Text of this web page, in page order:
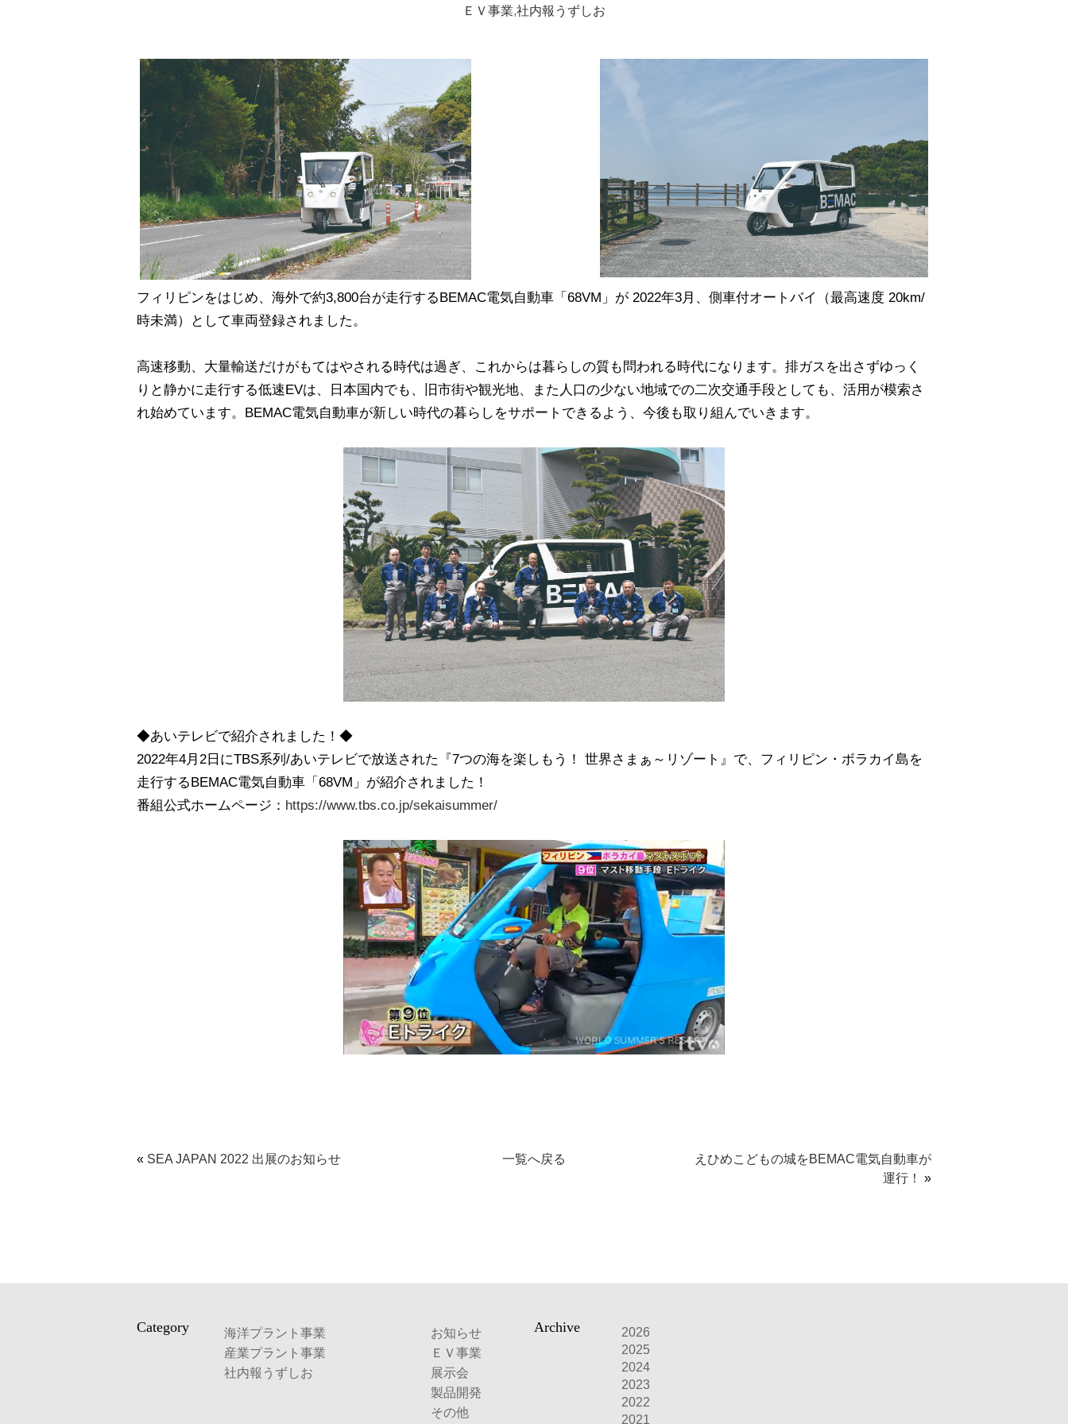
ＥＶ事業,社内報うずしお
フィリピンをはじめ、海外で約3,800台が走行するBEMAC電気自動車「68VM」が 2022年3月、側車付オートバイ（最高速度 20km/
時未満）として車両登録されました。
高速移動、大量輸送だけがもてはやされる時代は過ぎ、これからは暮らしの質も問われる時代になります。排ガスを出さずゆっく
りと静かに走行する低速EVは、日本国内でも、旧市街や観光地、また人口の少ない地域での二次交通手段としても、活用が模索さ
れ始めています。BEMAC電気自動車が新しい時代の暮らしをサポートできるよう、今後も取り組んでいきます。
◆あいテレビで紹介されました！◆
2022年4月2日にTBS系列/あいテレビで放送された『7つの海を楽しもう！ 世界さまぁ～リゾート』で、フィリピン・ボラカイ島を
走行するBEMAC電気自動車「68VM」が紹介されました！
番組公式ホームページ： https://www.tbs.co.jp/sekaisummer/
« SEA JAPAN 2022 出展のお知らせ 一覧へ戻る
えひめこどもの城をBEMAC電気自動車が
運行！
»
Category
海洋プラント事業
産業プラント事業
社内報うずしお
お知らせ
ＥＶ事業
展示会
製品開発
その他
Archive
2026
2025
2024
2023
2022
2021